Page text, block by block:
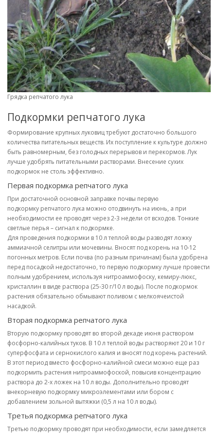
Грядка репчатого лука
Подкормки репчатого лука
Формирование крупных луковиц требуют достаточно большого
количества питательных веществ. Их поступление к культуре должно
быть равномерным, без голодных перерывов и перекормов. Лук
лучше удобрять питательными растворами. Внесение сухих
подкормок не столь эффективно.
Первая подкормка репчатого лука
При достаточной основной заправке почвы первую
подкормку репчатого лука можно отодвинуть на июнь, а при
необходимости ее проводят через 2-3 недели от всходов. Тонкие
светлые перья – сигнал к подкормке.
Для проведения подкормки в 10 л теплой воды разводят ложку
аммиачной селитры или мочевины. Вносят под корень на 10-12
погонных метров. Если почва (по разным причинам) была удобрена
перед посадкой недостаточно, то первую подкормку лучше провести
полным удобрением, используя нитроаммофоску, кемиру-люкс,
кристаллин в виде раствора (25-30 г/10 л воды). После подкормок
растения обязательно обмывают поливом с мелкоячеистой
насадкой.
Вторая подкормка репчатого лука
Вторую подкормку проводят во второй декаде июня раствором
фосфорно-калийных туков. В 10 л теплой воды растворяют 20 и 10 г
суперфосфата и сернокислого калия и вносят под корень растений.
В этот период вместо фосфорно-калийной смеси можно еще раз
подкормить растения нитроаммофоской, повысив концентрацию
раствора до 2-х ложек на 10 л воды. Дополнительно проводят
внекорневую подкормку микроэлементами или бором с
добавлением зольной вытяжки (0,5 л на 10 л воды).
Третья подкормка репчатого лука
Третью подкормку проводят при необходимости, если замедляется